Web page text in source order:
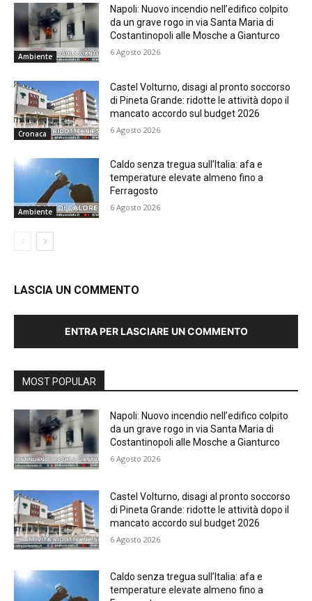
Ambiente
Napoli: Nuovo incendio nell’edifico colpito
da un grave rogo in via Santa Maria di
Costantinopoli alle Mosche a Gianturco
6 Agosto 2026
Cronaca
Castel Volturno, disagi al pronto soccorso
di Pineta Grande: ridotte le attività dopo il
mancato accordo sul budget 2026
6 Agosto 2026
Ambiente
Caldo senza tregua sull’Italia: afa e
temperature elevate almeno fino a
Ferragosto
6 Agosto 2026
LASCIA UN COMMENTO
ENTRA PER LASCIARE UN COMMENTO
MOST POPULAR
Napoli: Nuovo incendio nell’edifico colpito
da un grave rogo in via Santa Maria di
Costantinopoli alle Mosche a Gianturco
6 Agosto 2026
Castel Volturno, disagi al pronto soccorso
di Pineta Grande: ridotte le attività dopo il
mancato accordo sul budget 2026
6 Agosto 2026
Caldo senza tregua sull’Italia: afa e
temperature elevate almeno fino a